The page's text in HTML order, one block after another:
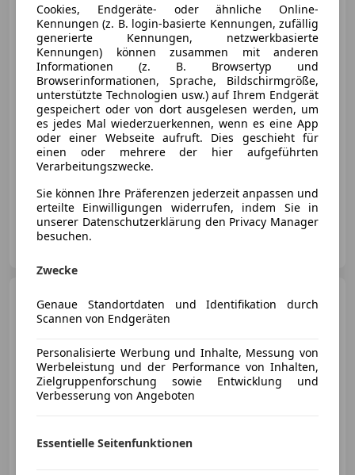
Dolcevita
€ 12 970
05/2024 8 982 km Benzin 52 kW (71 PS)
Birngruber GmbH & Co KG
Audi Q4 e-tron
Audi Q4 45
e-tron 210kW 77kWh
€ 45 870 1
Cookies, Endgeräte- oder ähnliche Online-
Kennungen (z. B. login-basierte Kennungen, zufällig
generierte Kennungen, netzwerkbasierte
Kennungen) können zusammen mit anderen
Informationen (z. B. Browsertyp und
Browserinformationen, Sprache, Bildschirmgröße,
unterstützte Technologien usw.) auf Ihrem Endgerät
gespeichert oder von dort ausgelesen werden, um
es jedes Mal wiederzuerkennen, wenn es eine App
oder einer Webseite aufruft. Dies geschieht für
einen oder mehrere der hier aufgeführten
Verarbeitungszwecke.
Sie können Ihre Präferenzen jederzeit anpassen und
erteilte Einwilligungen widerrufen, indem Sie in
unserer Datenschutzerklärung den Privacy Manager
besuchen.
Zwecke
Genaue Standortdaten und Identifikation durch
Scannen von Endgeräten
Personalisierte Werbung und Inhalte, Messung von
Werbeleistung und der Performance von Inhalten,
Zielgruppenforschung sowie Entwicklung und
Verbesserung von Angeboten
Essentielle Seitenfunktionen